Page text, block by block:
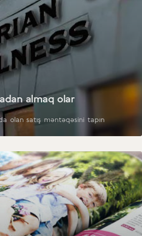
almaq olar
olan satış məntəqəsini tapın